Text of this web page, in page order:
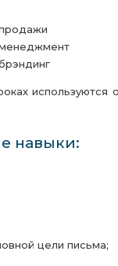
навыки:
цели письма;